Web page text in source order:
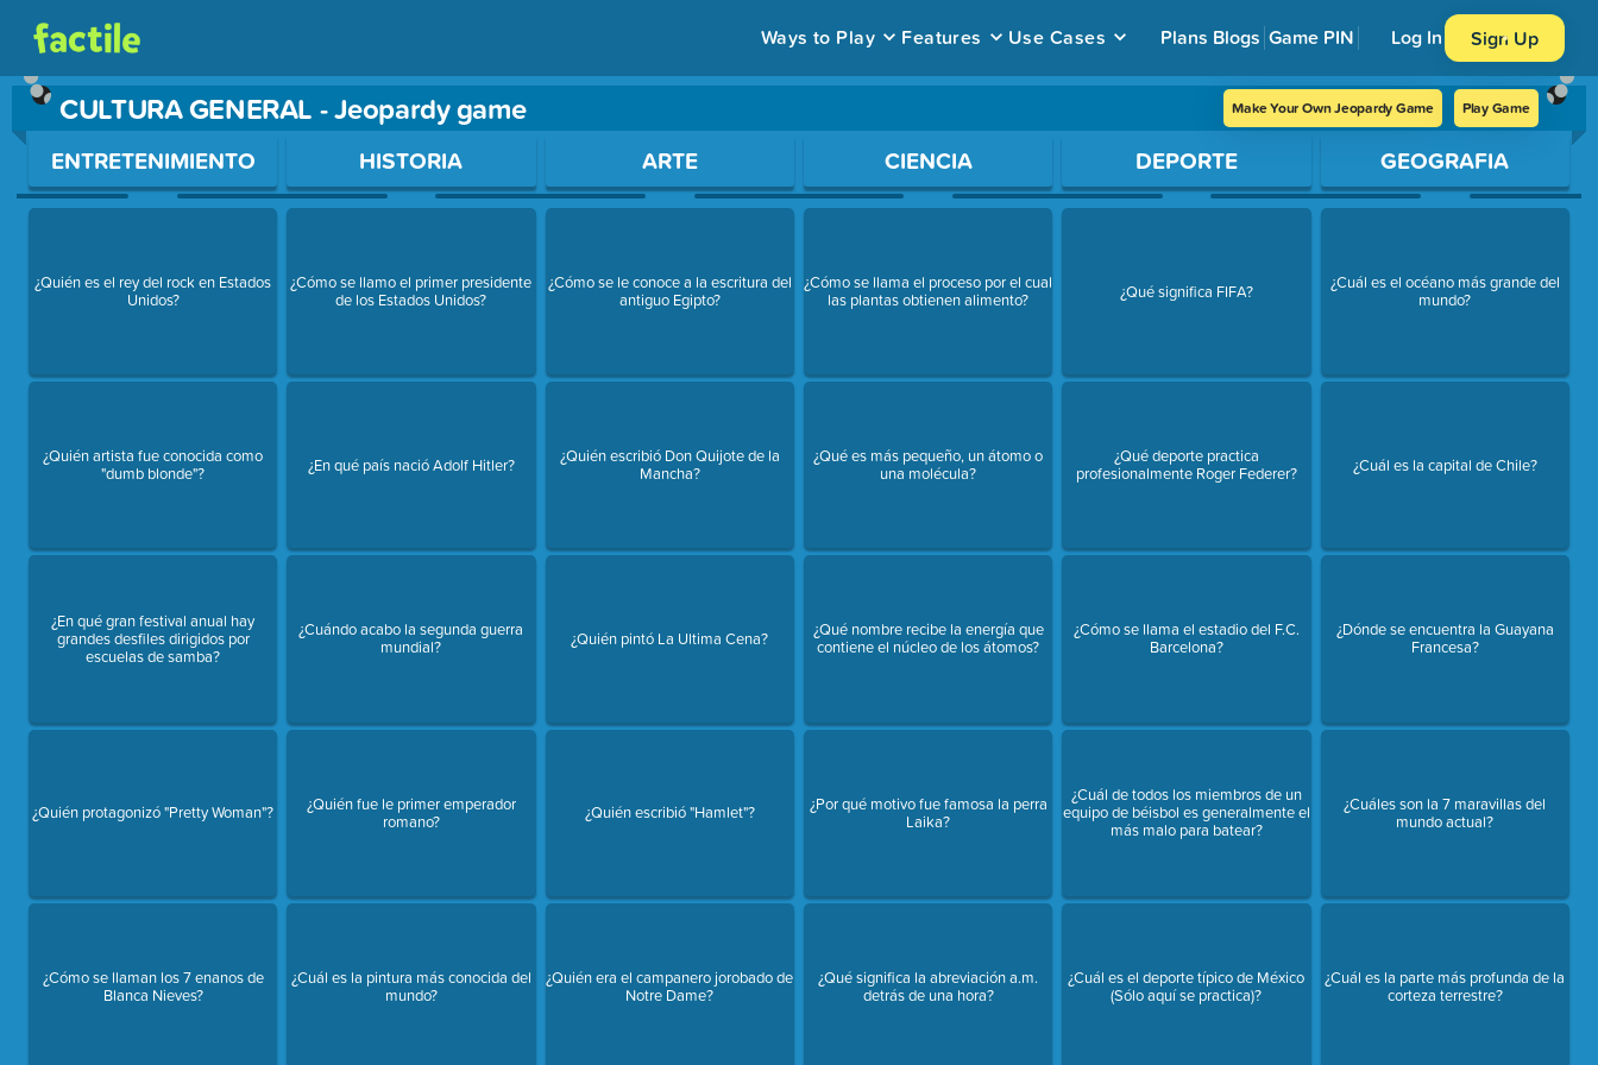
Ways to Play Features Use Cases Plans Blogs Game PIN Log In Sign Up
CULTURA GENERAL - Jeopardy game Make Your Own Jeopardy Game Play Game
Use arrow keys to move between questions. Press Enter or Space to open a question.
ENTRETENIMIENTO
¿Quién es el rey del rock en Estados
Unidos?
¿Quién artista fue conocida como
"dumb blonde"?
¿En qué gran festival anual hay
grandes desfiles dirigidos por
escuelas de samba?
¿Quién protagonizó "Pretty Woman"?
¿Cómo se llaman los 7 enanos de
Blanca Nieves?
HISTORIA
¿Cómo se llamo el primer presidente
de los Estados Unidos?
¿En qué país nació Adolf Hitler?
¿Cuándo acabo la segunda guerra
mundial?
¿Quién fue le primer emperador
romano?
¿Cuál es la pintura más conocida del
mundo?
ARTE
¿Cómo se le conoce a la escritura del
antiguo Egipto?
¿Quién escribió Don Quijote de la
Mancha?
¿Quién pintó La Ultima Cena?
¿Quién escribió "Hamlet"?
¿Quién era el campanero jorobado de
Notre Dame?
CIENCIA
¿Cómo se llama el proceso por el cual
las plantas obtienen alimento?
¿Qué es más pequeño, un átomo o
una molécula?
¿Qué nombre recibe la energía que
contiene el núcleo de los átomos?
¿Por qué motivo fue famosa la perra
Laika?
¿Qué significa la abreviación a.m.
detrás de una hora?
DEPORTE
¿Qué significa FIFA?
¿Qué deporte practica
profesionalmente Roger Federer?
¿Cómo se llama el estadio del F.C.
Barcelona?
¿Cuál de todos los miembros de un
equipo de béisbol es generalmente el
más malo para batear?
¿Cuál es el deporte típico de México
(Sólo aquí se practica)?
GEOGRAFIA
¿Cuál es el océano más grande del
mundo?
¿Cuál es la capital de Chile?
¿Dónde se encuentra la Guayana
Francesa?
¿Cuáles son la 7 maravillas del
mundo actual?
¿Cuál es la parte más profunda de la
corteza terrestre?